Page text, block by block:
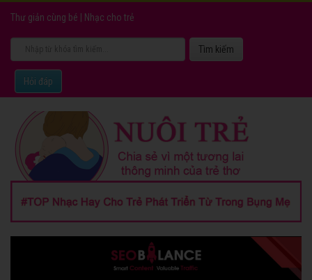
Thư giản cùng bé Nhạc cho trẻ
Hỏi đáp